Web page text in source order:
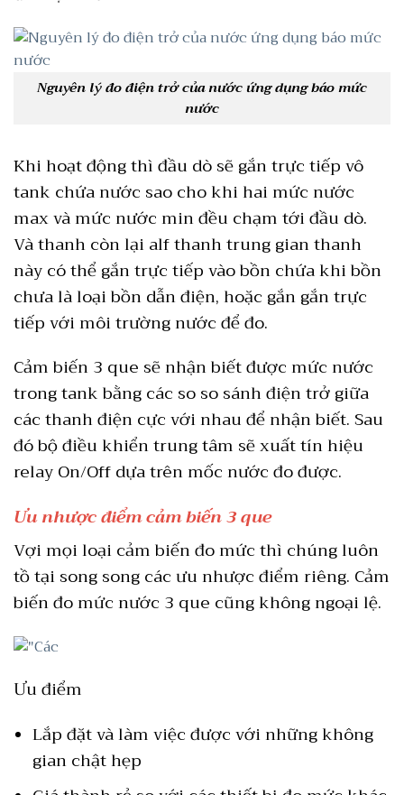
Nguyên lý đo điện trở của nước ứng dụng báo mức
nước
Khi hoạt động thì đầu dò sẽ gắn trực tiếp vô
tank chứa nước sao cho khi hai mức nước
max và mức nước min đều chạm tới đầu dò.
Và thanh còn lại alf thanh trung gian thanh
này có thể gắn trực tiếp vào bồn chứa khi bồn
chưa là loại bồn dẫn điện, hoặc gắn gắn trực
tiếp với môi trường nước để đo.
Cảm biến 3 que sẽ nhận biết được mức nước
trong tank bằng các so so sánh điện trở giữa
các thanh điện cực với nhau để nhận biết. Sau
đó bộ điều khiển trung tâm sẽ xuất tín hiệu
relay On/Off dựa trên mốc nước đo được.
Ưu nhược điểm cảm biến 3 que
Vợi mọi loại cảm biến đo mức thì chúng luôn
tồ tại song song các ưu nhược điểm riêng. Cảm
biến đo mức nước 3 que cũng không ngoại lệ.
Ưu điểm
Lắp đặt và làm việc được với những không
gian chật hẹp